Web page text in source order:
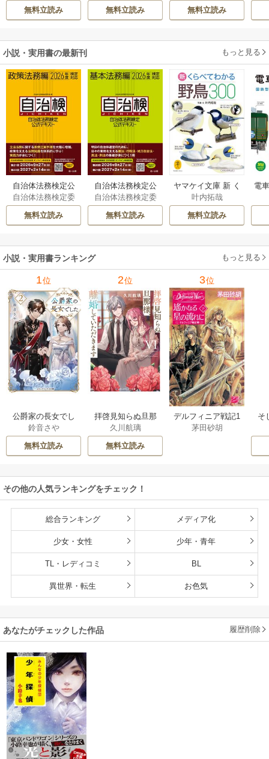
間にか花嫁として
溺愛されています
伊都/SNC
無料立読み
てください
無料立読み
雛宮蝶鼠とりかえ
伝～
希 / ゆき哉
無料立読み
小説・実用書の最新刊 もっと見る
自治体法務検定公
式テキスト 政策
法務編 ２０２６
年度検定対応 1巻
自治体法務検定委
員会
無料立読み
自治体法務検定公
式テキスト 基本
法務編 ２０２６
年度検定対応 1巻
自治体法務検定委
員会
無料立読み
ヤマケイ文庫 新 く
らべてわかる野鳥3
00 1巻
叶内拓哉
無料立読み
電
小説・実用書ランキング もっと見る
1位
公爵家の長女でし
た
鈴音さや
無料立読み
2位
拝啓見知らぬ旦那
様、離婚していた
だきます
久川航璃
無料立読み
3位
デルフィニア戦記1
茅田砂胡
そ
その他の人気ランキングをチェック！
総合ランキング メディア化
少女・女性 少年・青年
TL・レディコミ BL
異世界・転生 お色気
あなたがチェックした作品 履歴削除